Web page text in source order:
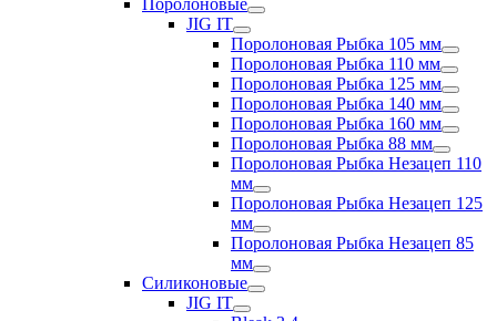
Поролоновые
JIG IT
Поролоновая Рыбка 105 мм
Поролоновая Рыбка 110 мм
Поролоновая Рыбка 125 мм
Поролоновая Рыбка 140 мм
Поролоновая Рыбка 160 мм
Поролоновая Рыбка 88 мм
Поролоновая Рыбка Незацеп 110
мм
Поролоновая Рыбка Незацеп 125
мм
Поролоновая Рыбка Незацеп 85
мм
Силиконовые
JIG IT